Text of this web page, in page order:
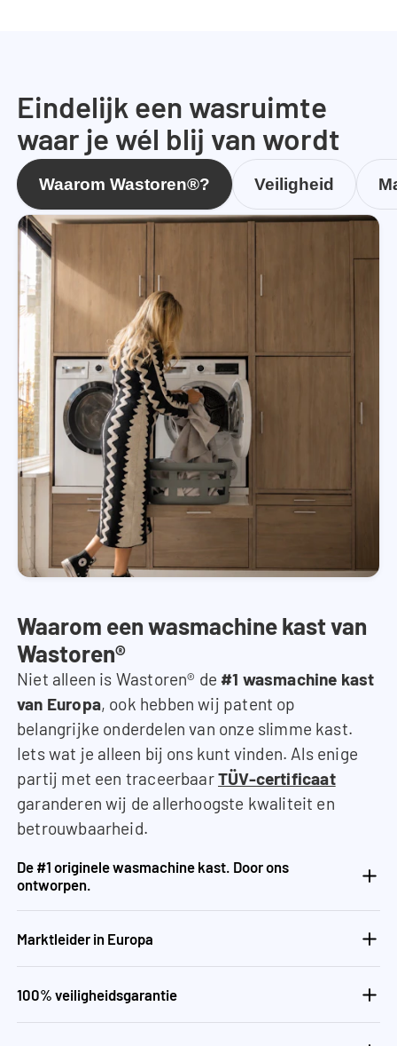
Eindelijk een wasruimte
waar je wél blij van wordt
Waarom Wastoren®? Veiligheid
Waarom een wasmachine kast van
Wastoren®
Niet alleen is Wastoren® de #1 wasmachine kast
van Europa, ook hebben wij patent op
belangrijke onderdelen van onze slimme kast.
Iets wat je alleen bij ons kunt vinden. Als enige
partij met een traceerbaarTÜV-certificaat
garanderen wij de allerhoogste kwaliteit en
betrouwbaarheid.
De #1 originele wasmachine kast. Door ons
ontworpen.
Marktleider in Europa
100% veiligheidsgarantie